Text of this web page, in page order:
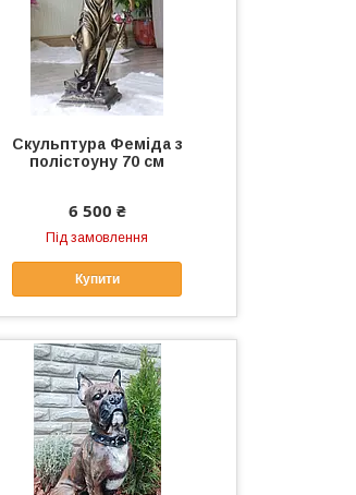
Скульптура Феміда з
полістоуну 70 см
6 500 ₴
Під замовлення
Купити